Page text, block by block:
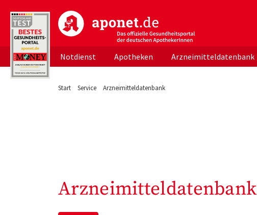
aponet.de - Das offizielle Gesundheitsportal der
Notdienst Apotheken Arzneimitteldatenbank
Start Service Arzneimitteldatenbank
Arzneimitteldatenbank